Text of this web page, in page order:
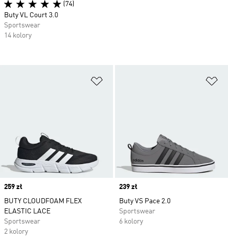
Price
259 zł
BUTY CLOUDFOAM FLEX
ELASTIC LACE
Sportswear
2 kolory
Price
239 zł
Buty VS Pace 2.0
Sportswear
6 kolory
(74)
Buty VL Court 3.0
Sportswear
14 kolory